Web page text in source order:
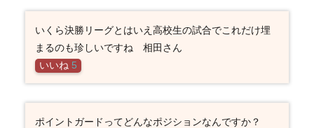
いくら決勝リーグとはいえ高校生の試合でこれだけ埋
まるのも珍しいですね 相田さん
いいね 5
ポイントガードってどんなポジションなんですか？